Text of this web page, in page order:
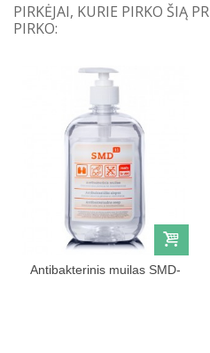
PIRKĖJAI, KURIE PIRKO ŠIĄ
PIRKO:
Antibakterinis muilas SMD-